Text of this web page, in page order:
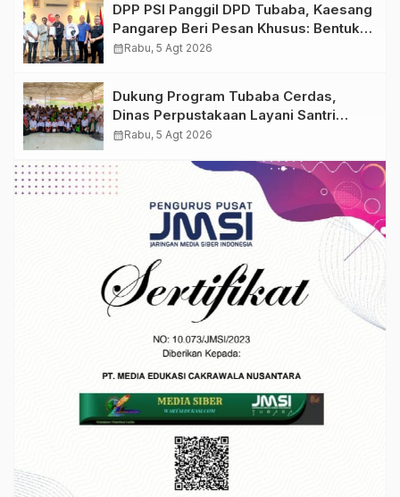
DPP PSI Panggil DPD Tubaba, Kaesang
Pangarep Beri Pesan Khusus: Bentuk
Struktur Hingga TPS Demi
calendar_monthRabu, 5 Agt 2026
Dukung Program Tubaba Cerdas,
Dinas Perpustakaan Layani Santri
Ponpes Darul Hidayah Al Anshori
calendar_monthRabu, 5 Agt 2026